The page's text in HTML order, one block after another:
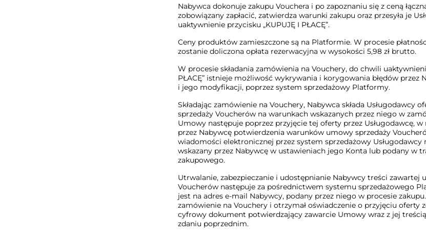
Nabywca dokonuje zakupu Vouchera i po zapoznaniu się z ceną
zobowiązany zapłacić, zatwierdza warunki zakupu oraz przesyła je
uaktywnienie przycisku „KUPUJĘ I PŁACĘ”.
Ceny produktów zamieszczone są na Platformie. W procesie
zostanie doliczona opłata rezerwacyjna w wysokości 5,98 zł brutto.
W procesie składania zamówienia na Vouchery, do chwili
PŁACĘ” istnieje możliwość wykrywania i korygowania błędów przez
i jego modyfikacji, poprzez system sprzedażowy Platformy.
Składając zamówienie na Vouchery, Nabywca składa Usługodawcy
sprzedaży Voucherów na warunkach wskazanych przez niego w
Umowy następuje poprzez przyjęcie tej oferty przez Usługodawcę,
przez Nabywcę potwierdzenia warunków umowy sprzedaży
wiadomości elektronicznej przez system sprzedażowy Usługodawcy
wskazany przez Nabywcę w ustawieniach jego Konta lub podany w
zakupowego.
Utrwalanie, zabezpieczanie i udostępnianie Nabywcy treści zawartej
Voucherów następuje za pośrednictwem systemu sprzedażowego
jest na adres e-mail Nabywcy, podany przez niego w procesie
zamówienie na Vouchery i otrzymał oświadczenie o przyjęciu oferty
cyfrowy dokument potwierdzający zawarcie Umowy wraz z jej
zdaniu poprzednim.